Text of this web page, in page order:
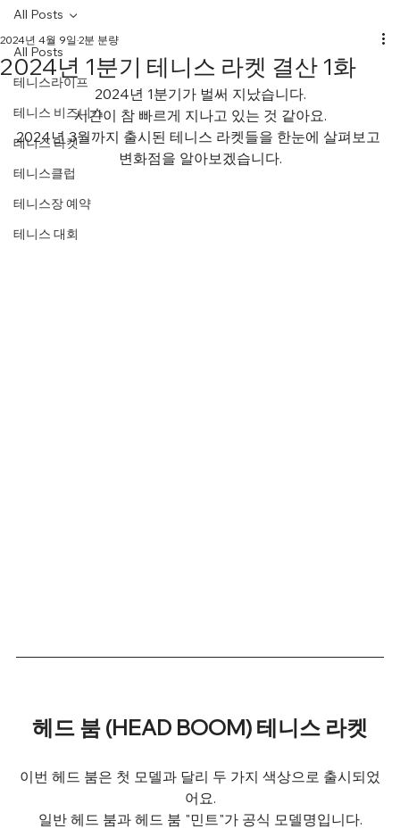
All Posts
테니스라이프
테니스 비즈니스
테니스 라켓
테니스클럽
테니스장 예약
테니스 대회
All Posts
2024년 1분기 테니스 라켓 결산 1화
2024년 4월 9일 2분 분량
2024년 1분기가 벌써 지났습니다.
시간이 참 빠르게 지나고 있는 것 같아요.
2024년 3월까지 출시된 테니스 라켓들을 한눈에 살펴보고
변화점을 알아보겠습니다.
헤드 붐 (HEAD BOOM) 테니스 라켓
이번 헤드 붐은 첫 모델과 달리 두 가지 색상으로 출시되었
어요.
일반 헤드 붐과 헤드 붐 "민트"가 공식 모델명입니다.